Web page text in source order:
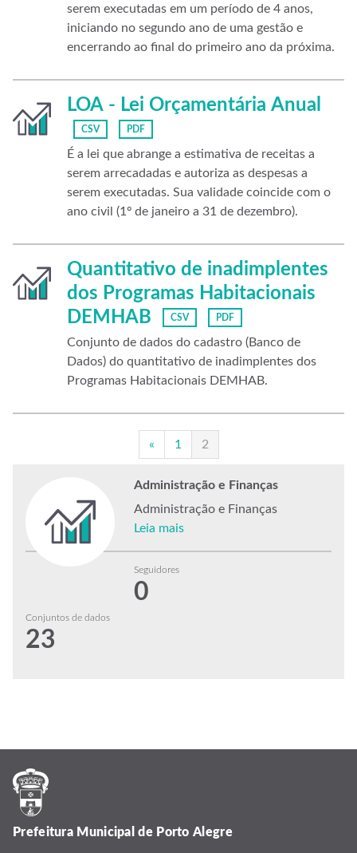
serem executadas em um período de 4 anos,
iniciando no segundo ano de uma gestão e
encerrando ao final do primeiro ano da próxima.
LOA - Lei Orçamentária Anual
CSV PDF
É a lei que abrange a estimativa de receitas a
serem arrecadadas e autoriza as despesas a
serem executadas. Sua validade coincide com o
ano civil (1º de janeiro a 31 de dezembro).
Quantitativo de inadimplentes
dos Programas Habitacionais
DEMHAB
CSV PDF
Conjunto de dados do cadastro (Banco de
Dados) do quantitativo de inadimplentes dos
Programas Habitacionais DEMHAB.
« 1 2
Administração e Finanças
Administração e Finanças
Leia mais
Seguidores
0
Conjuntos de dados
23
Prefeitura Municipal de Porto Alegre